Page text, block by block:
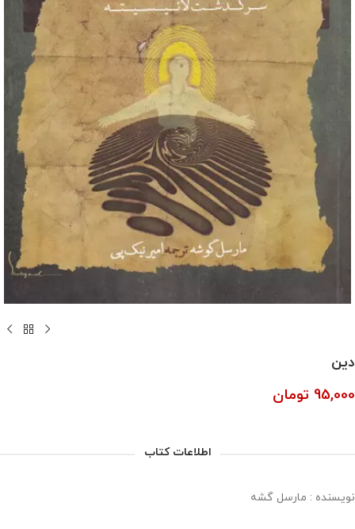
دین
95,000 تومان
اطلاعات کتاب
نویسنده : مارسل گشه